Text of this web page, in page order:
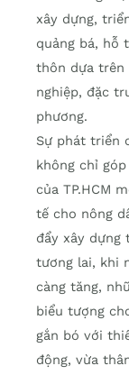
xây dựng,
quảng bá, hỗ
thôn dựa trên
nghiệp, đặc
phương.
Sự phát triển
không chỉ
của TP.HCM
tế cho nông
đẩy xây dựng
tương lai, khi
càng tăng,
biểu tượng
gắn bó với
động, vừa